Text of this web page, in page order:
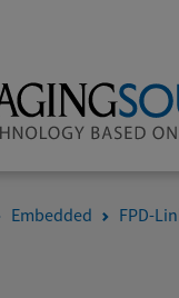
Embedded FPD-